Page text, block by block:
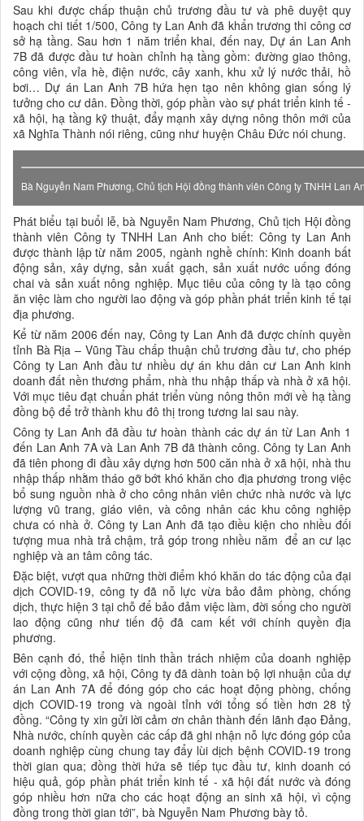
Sau khi được chấp thuận chủ trương đầu tư và phê duyệt quy
hoạch chi tiết 1/500, Công ty Lan Anh đã khẩn trương thi công cơ
sở hạ tầng. Sau hơn 1 năm triển khai, đến nay, Dự án Lan Anh
7B đã được đầu tư hoàn chỉnh hạ tầng gồm: đường giao thông,
công viên, vỉa hè, điện nước, cây xanh, khu xử lý nước thải, hồ
bơi… Dự án Lan Anh 7B hứa hẹn tạo nên không gian sống lý
tưởng cho cư dân. Đồng thời, góp phần vào sự phát triển kinh tế -
xã hội, hạ tầng kỹ thuật, đẩy mạnh xây dựng nông thôn mới của
xã Nghĩa Thành nói riêng, cũng như huyện Châu Đức nói chung.
Bà Nguyễn Nam Phương, Chủ tịch Hội đồng thành viên Công ty TNHH Lan
Phát biểu tại buổi lễ, bà Nguyễn Nam Phương, Chủ tịch Hội đồng
thành viên Công ty TNHH Lan Anh cho biết: Công ty Lan Anh
được thành lập từ năm 2005, ngành nghề chính: Kinh doanh bất
động sản, xây dựng, sản xuất gạch, sản xuất nước uống đóng
chai và sản xuất nông nghiệp. Mục tiêu của công ty là tạo công
ăn việc làm cho người lao động và góp phần phát triển kinh tế tại
địa phương.
Kể từ năm 2006 đến nay, Công ty Lan Anh đã được chính quyền
tỉnh Bà Rịa – Vũng Tàu chấp thuận chủ trương đầu tư, cho phép
Công ty Lan Anh đầu tư nhiều dự án khu dân cư Lan Anh kinh
doanh đất nền thương phẩm, nhà thu nhập thấp và nhà ở xã hội.
Với mục tiêu đạt chuẩn phát triển vùng nông thôn mới về hạ tầng
đồng bộ để trở thành khu đô thị trong tương lai sau này.
Công ty Lan Anh đã đầu tư hoàn thành các dự án từ Lan Anh 1
đến Lan Anh 7A và Lan Anh 7B đã thành công. Công ty Lan Anh
đã tiên phong đi đầu xây dựng hơn 500 căn nhà ở xã hội, nhà thu
nhập thấp nhằm tháo gỡ bớt khó khăn cho địa phương trong việc
bổ sung nguồn nhà ở cho công nhân viên chức nhà nước và lực
lượng vũ trang, giáo viên, và công nhân các khu công nghiệp
chưa có nhà ở. Công ty Lan Anh đã tạo điều kiện cho nhiều đối
tượng mua nhà trả chậm, trả góp trong nhiều năm để an cư lạc
nghiệp và an tâm công tác.
Đặc biệt, vượt qua những thời điểm khó khăn do tác động của đại
dịch COVID-19, công ty đã nỗ lực vừa bảo đảm phòng, chống
dịch, thực hiện 3 tại chỗ để bảo đảm việc làm, đời sống cho người
lao động cũng như tiến độ đã cam kết với chính quyền địa
phương.
Bên cạnh đó, thể hiện tinh thần trách nhiệm của doanh nghiệp
với cộng đồng, xã hội, Công ty đã dành toàn bộ lợi nhuận của dự
án Lan Anh 7A để đóng góp cho các hoạt động phòng, chống
dịch COVID-19 trong và ngoài tỉnh với tổng số tiền hơn 28 tỷ
đồng. “Công ty xin gửi lời cảm ơn chân thành đến lãnh đạo Đảng,
Nhà nước, chính quyền các cấp đã ghi nhận nỗ lực đóng góp của
doanh nghiệp cùng chung tay đẩy lùi dịch bệnh COVID-19 trong
thời gian qua; đồng thời hứa sẽ tiếp tục đầu tư, kinh doanh có
hiệu quả, góp phần phát triển kinh tế - xã hội đất nước và đóng
góp nhiều hơn nữa cho các hoạt động an sinh xã hội, vì cộng
đồng trong thời gian tới”, bà Nguyễn Nam Phương bày tỏ.